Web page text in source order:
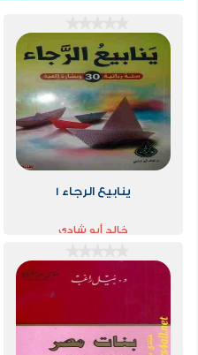
ينابيع الرجاء 1
خالد أبو شادي